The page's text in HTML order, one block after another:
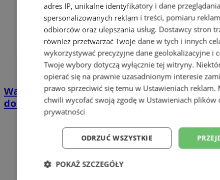
Wakacyjny wypoczynek nad Bałtykiem w
domkach Szmaragdowe Morze
adres IP, unikalne identyfikatory i dane
spersonalizowanych reklam i treści, pomiaru
odbiorców oraz ulepszania usług. Dostawcy stron
również przetwarzać Twoje dane w tych i innych
wykorzystywać precyzyjne dane geolokalizacyjne i
Twoje wybory dotyczą wyłącznie tej witryny.
opierać się na prawnie uzasadnionym interesie
prawo sprzeciwić się temu w Ustawieniach reklam.
chwili wycofać swoją zgodę w Ustawieniach plików
prywatności
ODRZUĆ WSZYSTKIE
POKAŻ SZCZEGÓŁY